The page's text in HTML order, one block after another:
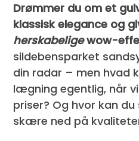
Drømmer du om et
klassisk elegance og
herskabeligewow-
sildebensparket
din radar – men hvad
lægning egentlig, når
priser? Og hvor kan
skære ned på